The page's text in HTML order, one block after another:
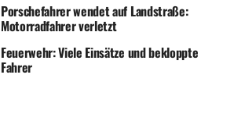
Porschefahrer wendet auf Landstraße:
Motorradfahrer verletzt
Feuerwehr: Viele Einsätze und bekloppte
Fahrer